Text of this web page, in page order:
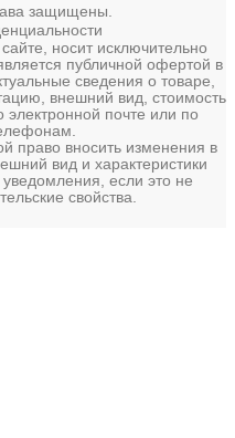
защищены.
носит исключительно
публичной офертой в
сведения о товаре,
внешний вид, стоимость
электронной почте или по
право вносить изменения в
вид и характеристики
если это не
свойства.